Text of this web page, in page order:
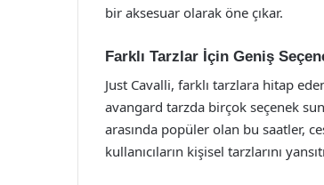
bir aksesuar olarak öne çıkar.
Farklı Tarzlar İçin Geniş
Just Cavalli, farklı tarzlara hitap
avangard tarzda birçok seçenek
arasında popüler olan bu saatler,
kullanıcıların kişisel tarzlarını